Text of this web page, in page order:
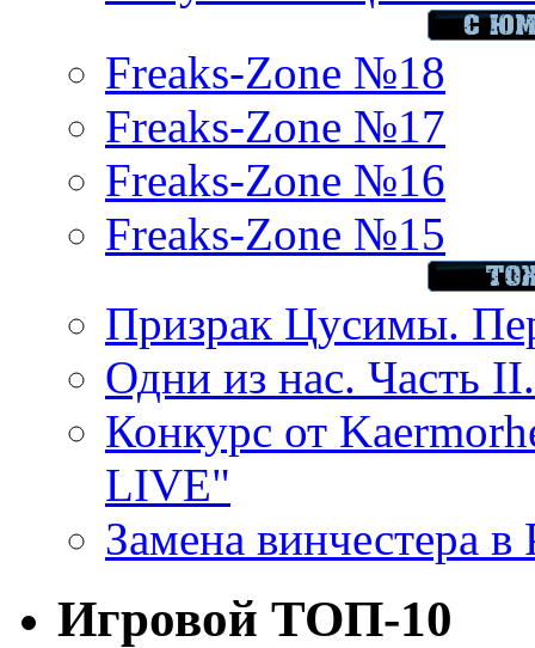
Freaks-Zone №18
Freaks-Zone №17
Freaks-Zone №16
Freaks-Zone №15
Призрак Цусимы.
Одни из нас. Часть
Конкурс от
LIVE"
Замена винчестера
Игровой ТОП-10